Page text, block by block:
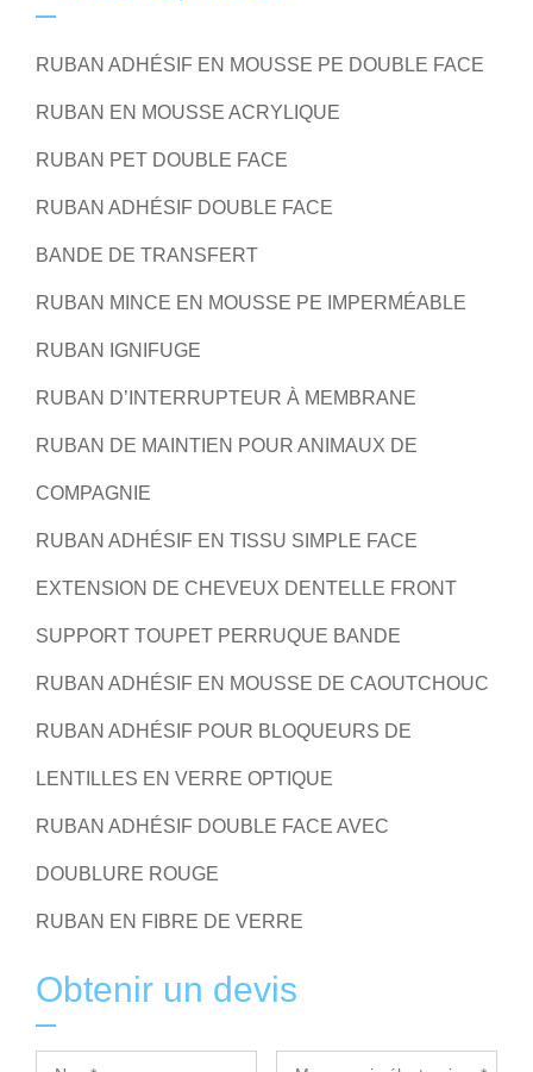
RUBAN ADHÉSIF EN MOUSSE PE DOUBLE FACE
RUBAN EN MOUSSE ACRYLIQUE
RUBAN PET DOUBLE FACE
RUBAN ADHÉSIF DOUBLE FACE
BANDE DE TRANSFERT
RUBAN MINCE EN MOUSSE PE IMPERMÉABLE
RUBAN IGNIFUGE
RUBAN D’INTERRUPTEUR À MEMBRANE
RUBAN DE MAINTIEN POUR ANIMAUX DE
COMPAGNIE
RUBAN ADHÉSIF EN TISSU SIMPLE FACE
EXTENSION DE CHEVEUX DENTELLE FRONT
SUPPORT TOUPET PERRUQUE BANDE
RUBAN ADHÉSIF EN MOUSSE DE CAOUTCHOUC
RUBAN ADHÉSIF POUR BLOQUEURS DE
LENTILLES EN VERRE OPTIQUE
RUBAN ADHÉSIF DOUBLE FACE AVEC
DOUBLURE ROUGE
RUBAN EN FIBRE DE VERRE
Obtenir un devis